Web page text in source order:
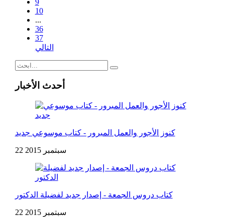
9
10
...
36
37
التالي
أحدث الأخبار
كنوز الأجور والعمل المبرور - كتاب موسوعي جديد
22 سبتمبر 2015
كتاب دروس الجمعة - إصدار جديد لفضيلة الدكتور
22 سبتمبر 2015